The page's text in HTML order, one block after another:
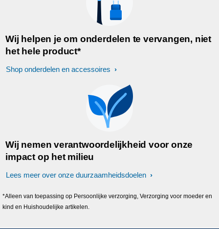
Wij helpen je om onderdelen te vervangen, niet
het hele product*
Shop onderdelen en accessoires
Wij nemen verantwoordelijkheid voor onze
impact op het milieu
Lees meer over onze duurzaamheidsdoelen
*Alleen van toepassing op Persoonlijke verzorging, Verzorging voor moeder en
kind en Huishoudelijke artikelen.